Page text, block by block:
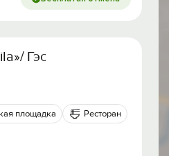
Гэст хаус Людмила
площадка Ресторан